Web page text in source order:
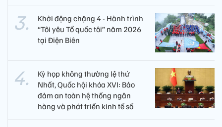
Khởi động chặng 4 - Hành trình
“Tôi yêu Tổ quốc tôi” năm 2026
tại Điện Biên
Kỳ họp không thường lệ thứ
Nhất, Quốc hội khóa XVI: Bảo
đảm an toàn hệ thống ngân
hàng và phát triển kinh tế số